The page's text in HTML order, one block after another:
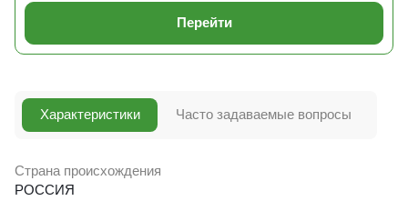
Перейти
Характеристики
Страна происхождения
РОССИЯ
Часто задаваемые вопросы